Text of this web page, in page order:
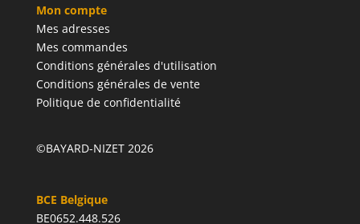
Mon compte
Mes adresses
Mes commandes
Conditions générales d'utilisation
Conditions générales de vente
Politique de confidentialité
©BAYARD-NIZET 2026
BCE Belgique
BE0652.448.526